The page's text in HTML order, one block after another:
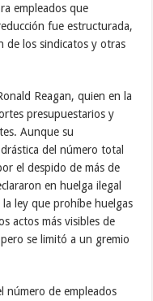
empleados que
fue estructurada,
de los sindicatos y otras
Reagan, quien en la
presupuestarios y
Aunque su
del número total
el despido de más de
en huelga ilegal
ley que prohíbe huelgas
actos más visibles de
se limitó a un gremio
número de empleados